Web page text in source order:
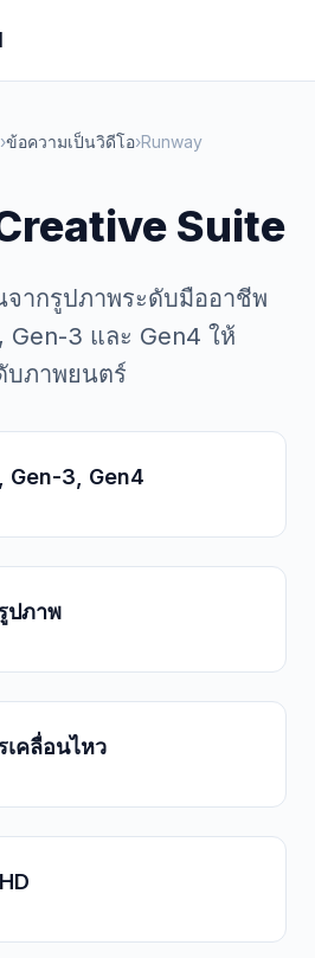
›ข้อความเป็นวิดีโอ›Runway
Suite
จากรูปภาพระดับมืออาชีพ
Gen-3 และ Gen4 ให้
ภาพยนตร์
Gen-3, Gen4
ปภาพ
คลื่อนไหว